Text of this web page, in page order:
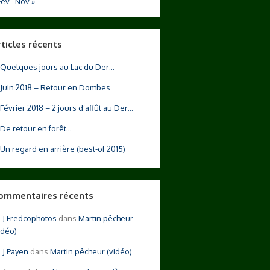
récents
Quelques jours au Lac du Der…
Juin 2018 – Retour en Dombes
Février 2018 – 2 jours d’affût au Der…
De retour en forêt…
Un regard en arrière (best-of 2015)
récents
Fredcophotos dans Martin pêcheur
Payen dans Martin pêcheur (vidéo)